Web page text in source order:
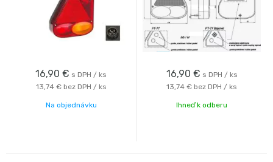
16,90 € s DPH / ks
13,74 € bez DPH / ks
Na objednávku
16,90 € s DPH / ks
13,74 € bez DPH / ks
Ihneď k odberu